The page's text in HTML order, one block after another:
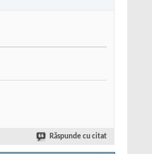
Răspunde cu citat